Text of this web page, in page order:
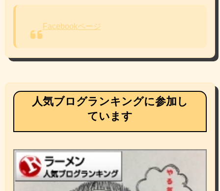
Facebookページ
人気ブログランキングに参加し
ています